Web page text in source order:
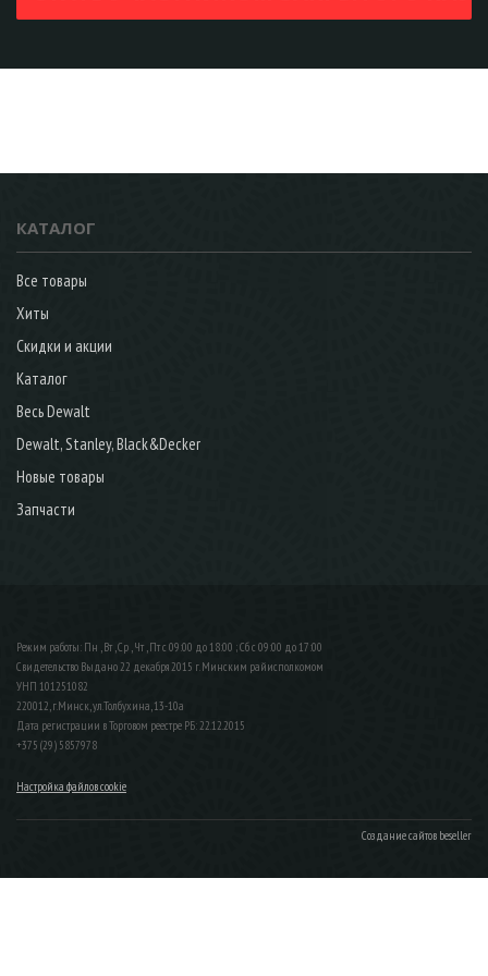
КАТАЛОГ
Все товары
Хиты
Скидки и акции
Каталог
Весь Dewalt
Dewalt, Stanley, Black&Decker
Новые товары
Запчасти
Режим работы: Пн , Вт , Ср , Чт , Пт c 09:00 до 18:00 ; Сб c 09:00 до 17:00
Свидетельство Выдано 22 декабря 2015 г. Минским райисполкомом
УНП 101251082
220012, г.Минск, ул.Толбухина, 13-10а
Дата регистрации в Торговом реестре РБ: 22.12.2015
+375 (29) 5857978
Настройка файлов cookie
Создание сайтов beseller